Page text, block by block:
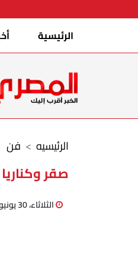
الرئيسية
فن الرئيسيه
صقر
الثلاثاء، 30 يونيو 2026 12:26 م